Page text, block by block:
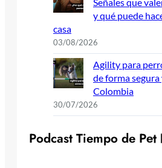
y qué puede
casa
03/08/2026
Agility para
de forma
Colombia
30/07/2026
Podcast Tiempo de Pet